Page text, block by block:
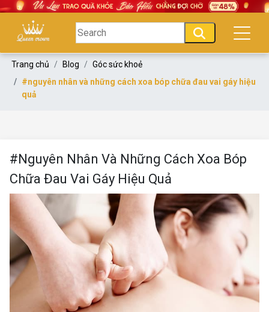
Trang chủ Blog
Góc sức khoẻ
#nguyên nhân và những cách xoa bóp chữa đau vai gáy hiệu
quả
#Nguyên Nhân Và Những Cách Xoa Bóp
Chữa Đau Vai Gáy Hiệu Quả